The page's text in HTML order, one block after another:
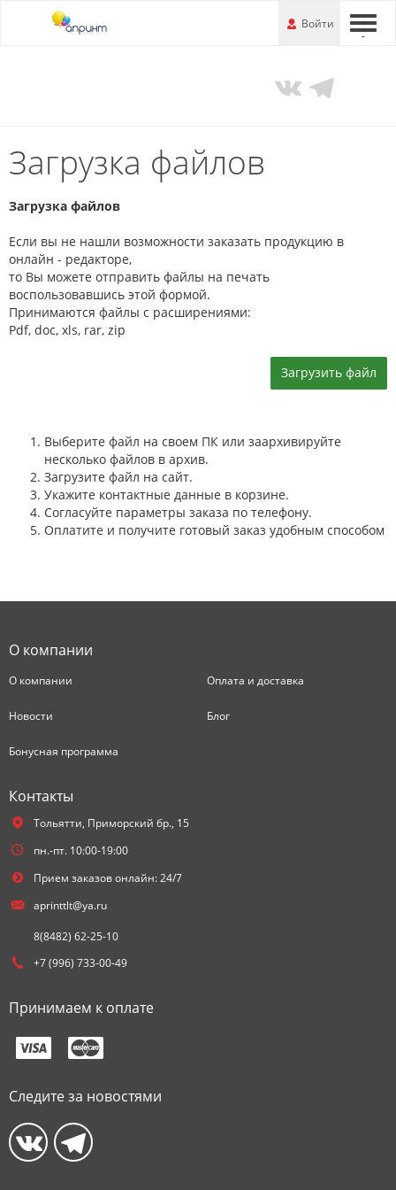
Перейти
---
Войти
Загрузка файлов
Загрузка файлов
Если вы не нашли возможности заказать продукцию в
онлайн - редакторе,
то Вы можете отправить файлы на печать
воспользовавшись этой формой.
Принимаются файлы с расширениями:
Pdf, doc, xls, rar, zip
Загрузить файл
Выберите файл на своем ПК или заархивируйте
несколько файлов в архив.
Загрузите файл на сайт.
Укажите контактные данные в корзине.
Согласуйте параметры заказа по телефону.
Оплатите и получите готовый заказ удобным способом
О компании
О компании Оплата и доставка
Новости Блог
Бонусная программа
Контакты
Тольятти, Приморский бр., 15
пн.-пт. 10:00-19:00
Прием заказов онлайн: 24/7
aprinttlt@ya.ru
8(8482) 62-25-10
+7 (996) 733-00-49
Принимаем к оплате
Следите за новостями